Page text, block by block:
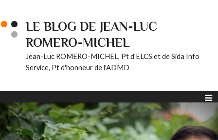
LE BLOG DE JEAN-LUC
ROMERO-MICHEL
Jean-Luc ROMERO-MICHEL, Pt d'ELCS et de Sida Info
Service, Pt d'honneur de l'ADMD